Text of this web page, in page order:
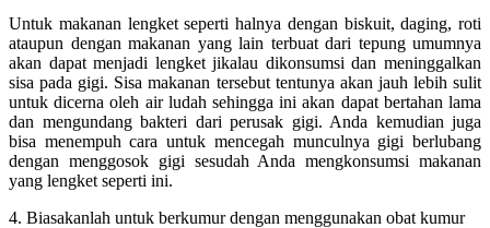
Untuk makanan lengket seperti halnya dengan biskuit, daging, roti
ataupun dengan makanan yang lain terbuat dari tepung umumnya
akan dapat menjadi lengket jikalau dikonsumsi dan meninggalkan
sisa pada gigi. Sisa makanan tersebut tentunya akan jauh lebih sulit
untuk dicerna oleh air ludah sehingga ini akan dapat bertahan lama
dan mengundang bakteri dari perusak gigi. Anda kemudian juga
bisa menempuh cara untuk mencegah munculnya gigi berlubang
dengan menggosok gigi sesudah Anda mengkonsumsi makanan
yang lengket seperti ini.
4. Biasakanlah untuk berkumur dengan menggunakan obat kumur